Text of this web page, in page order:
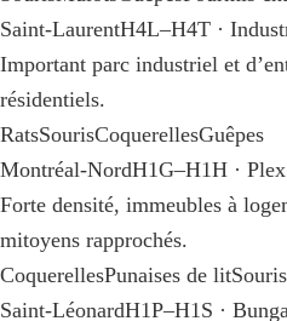
Saint-LaurentH4L–H4T ·
Important parc industriel et
résidentiels.
RatsSourisCoquerellesGuêpes
Montréal-NordH1G–H1H ·
Forte densité, immeubles à
mitoyens rapprochés.
CoquerellesPunaises de litSouris
Saint-LéonardH1P–H1S ·